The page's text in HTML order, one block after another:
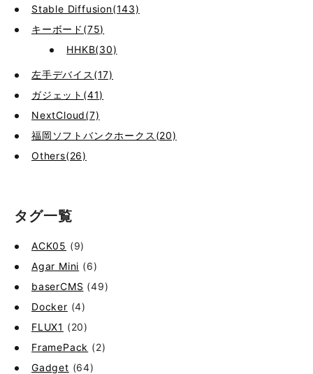
Stable Diffusion(143)
キーボード(75)
HHKB(30)
左手デバイス(17)
ガジェット(41)
NextCloud(7)
福岡ソフトバンクホークス(20)
Others(26)
タグ一覧
ACK05 (9)
Agar Mini (6)
baserCMS (49)
Docker (4)
FLUX1 (20)
FramePack (2)
Gadget (64)